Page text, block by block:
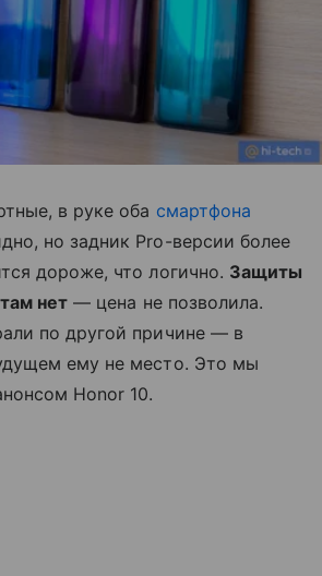
в руке оба смартфона
но задник Pro-версии более
дороже, что логично. Защиты
нет — цена не позволила.
по другой причине — в
ему не место. Это мы
Honor 10.